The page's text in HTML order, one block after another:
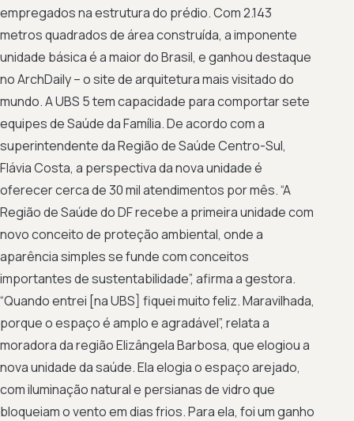
empregados na estrutura do prédio. Com 2.143
metros quadrados de área construída, a imponente
unidade básica é a maior do Brasil, e ganhou destaque
no ArchDaily – o site de arquitetura mais visitado do
mundo. A UBS 5 tem capacidade para comportar sete
equipes de Saúde da Família. De acordo com a
superintendente da Região de Saúde Centro-Sul,
Flávia Costa, a perspectiva da nova unidade é
oferecer cerca de 30 mil atendimentos por mês. “A
Região de Saúde do DF recebe a primeira unidade com
novo conceito de proteção ambiental, onde a
aparência simples se funde com conceitos
importantes de sustentabilidade”, afirma a gestora.
“Quando entrei [na UBS] fiquei muito feliz. Maravilhada,
porque o espaço é amplo e agradável”, relata a
moradora da região Elizângela Barbosa, que elogiou a
nova unidade da saúde. Ela elogia o espaço arejado,
com iluminação natural e persianas de vidro que
bloqueiam o vento em dias frios. Para ela, foi um ganho